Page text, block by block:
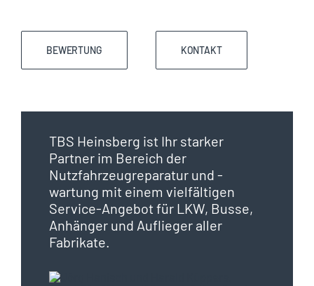
BEWERTUNG KONTAKT
TBS Heinsberg ist Ihr starker
Partner im Bereich der
Nutzfahrzeugreparatur und -
wartung mit einem vielfältigen
Service-Angebot für LKW, Busse,
Anhänger und Auflieger aller
Fabrikate.